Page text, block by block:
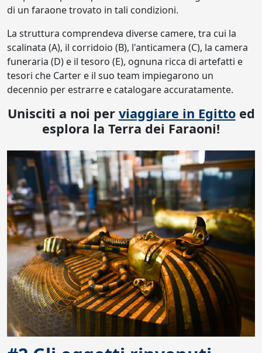
di un faraone trovato in tali condizioni.
La struttura comprendeva diverse camere, tra cui la
scalinata (A), il corridoio (B), l'anticamera (C), la camera
funeraria (D) e il tesoro (E), ognuna ricca di artefatti e
tesori che Carter e il suo team impiegarono un
decennio per estrarre e catalogare accuratamente.
Unisciti a noi per viaggiare in Egittoed
esplora la Terra dei Faraoni!